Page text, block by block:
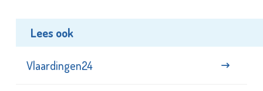
Lees ook
Vlaardingen24